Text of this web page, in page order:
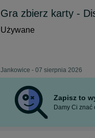
Gra zbierz karty -
Używane
Jankowice - 07 sierpnia 2026
Zapisz to
Damy Ci znać